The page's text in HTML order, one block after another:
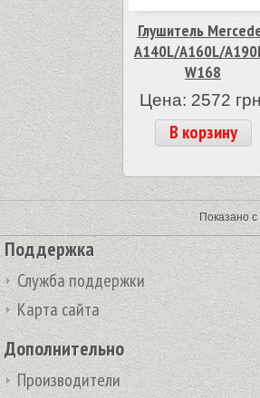
Глушитель
A140L/A160L/
W168
Цена: 2572
В корзину
Показано
Поддержка
Служба поддержки
Карта сайта
Дополнительно
Производители